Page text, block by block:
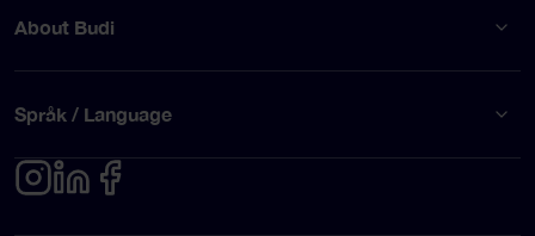
About Budi
Språk / Language